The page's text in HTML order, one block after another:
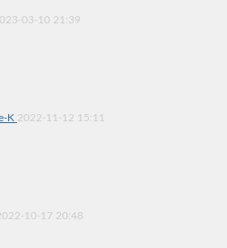
03-10 21:39
K 2022-11-12 15:11
10-17 20:48